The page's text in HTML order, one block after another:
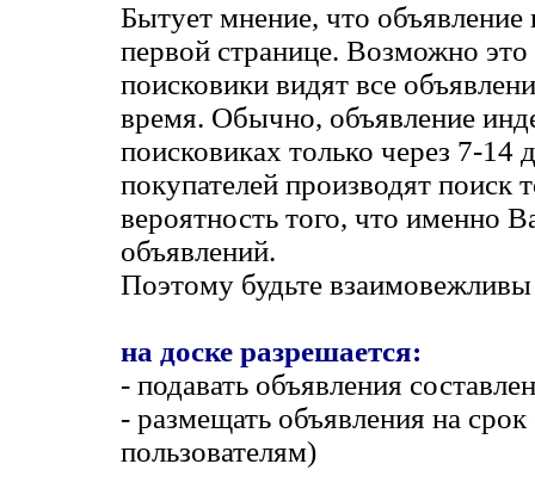
Бытует мнение, что объявление
первой странице. Возможно
поисковики видят все
время. Обычно, объявление
поисковиках только через 7-
покупателей производят поиск
вероятность того, что именно
объявлений.
Поэтому будьте
на доске разрешается:
- подавать объявления
- размещать объявления на
пользователям)